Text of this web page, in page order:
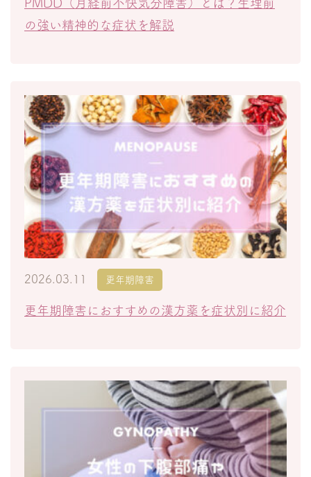
PMDD（月経前不快気分障害）とは？生理前
の強い精神的な症状を解説
2026.03.11 更年期障害
更年期障害におすすめの漢方薬を症状別に紹介